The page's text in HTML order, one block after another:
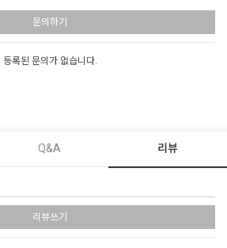
문의하기
등록된 문의가 없습니다.
Q&A 리뷰
리뷰쓰기